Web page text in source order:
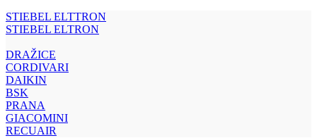
STIEBEL ELTTRON
STIEBEL ELTRON
DRAŽICE
CORDIVARI
DAIKIN
BSK
PRANA
GIACOMINI
RECUAIR